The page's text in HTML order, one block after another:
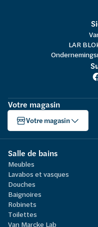
LAR
Votre magasin
Votre magasin
Salle de bains
Meubles
Lavabos et vasques
Douches
Baignoires
Robinets
Toilettes
Van Marcke Lab